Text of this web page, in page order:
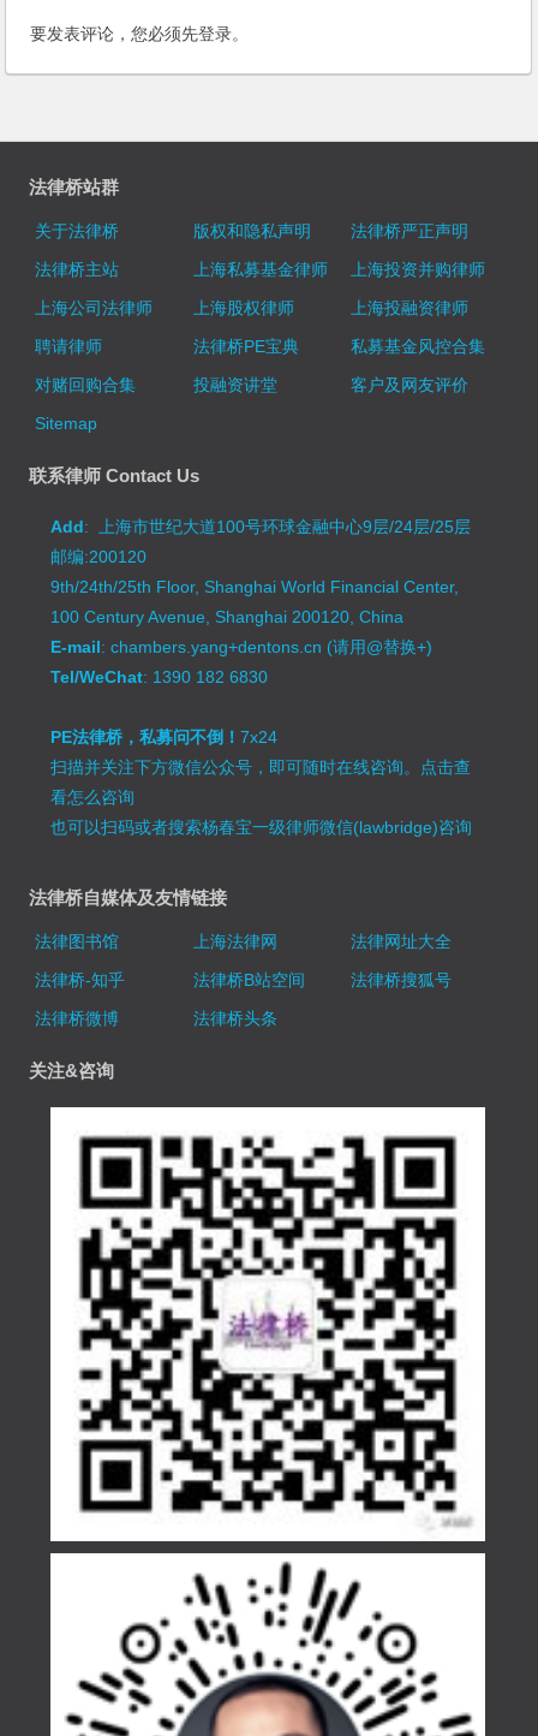
要发表评论，您必须先登录。
法律桥站群
关于法律桥 版权和隐私声明
法律桥严正声明
法律桥主站
上海私募基金律师
上海投资并购律师
上海公司法律师
上海股权律师
上海投融资律师
聘请律师
法律桥PE宝典
私募基金风控合集
对赌回购合集
投融资讲堂
客户及网友评价
Sitemap
联系律师 Contact Us
Add: 上海市世纪大道100号环球金融中心9层/24层/25层
邮编:200120
9th/24th/25th Floor, Shanghai World Financial Center,
100 Century Avenue, Shanghai 200120, China
E-mail: chambers.yang+dentons.cn (请用@替换+)
Tel/WeChat: 1390 182 6830
PE法律桥，私募问不倒！7x24
扫描并关注下方微信公众号，即可随时在线咨询。 点击查
看怎么咨询
也可以扫码或者搜索杨春宝一级律师微信(lawbridge)咨询
法律桥自媒体及友情链接
法律图书馆 上海法律网
法律网址大全
法律桥-知乎
法律桥B站空间
法律桥搜狐号
法律桥微博
法律桥头条
关注&咨询